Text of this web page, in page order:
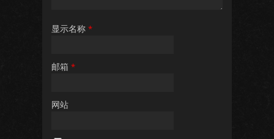
显示名称 *
邮箱 *
网站